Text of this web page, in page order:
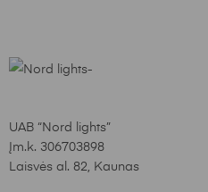
UAB “Nord lights”
Įm.k. 306703898
Laisvės al. 82, Kaunas